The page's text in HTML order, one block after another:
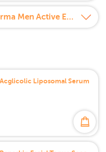
Propiedades de Sesderma Men Active Eye Gel Contorno de Ojos 15 ml
Liposomal Serum